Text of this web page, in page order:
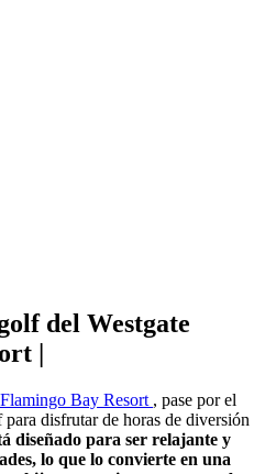
del Westgate
|
Bay Resort , pase por el
disfrutar de horas de diversión
diseñado para ser relajante y
lo que lo convierte en una